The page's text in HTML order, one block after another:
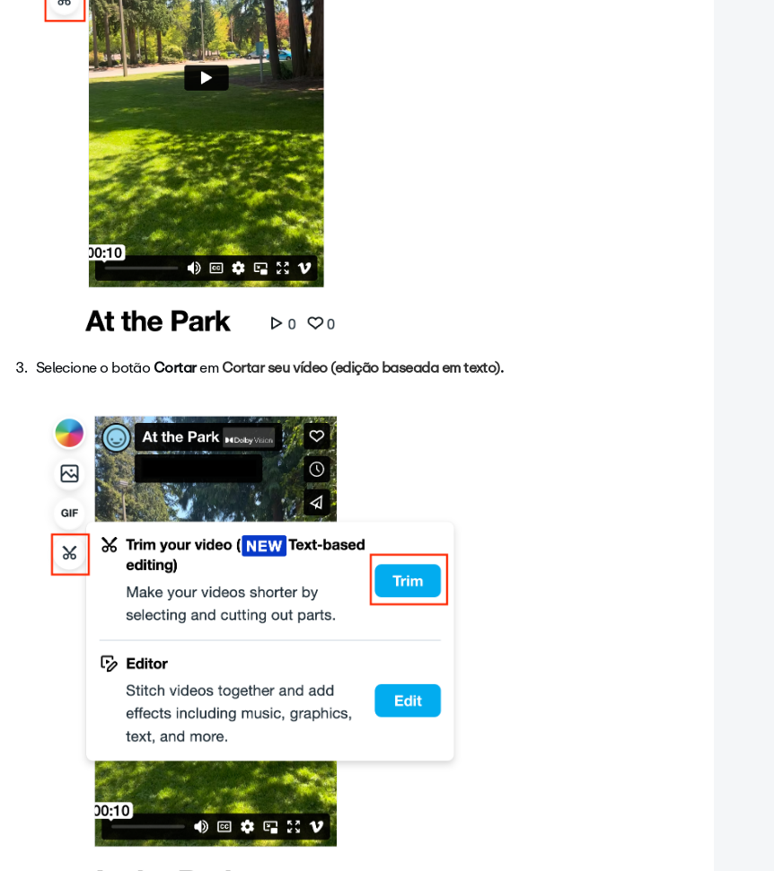
Selecione o botãoCortaremCortar seu vídeo (edição baseada em texto).